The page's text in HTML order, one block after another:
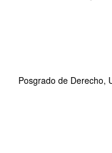
Posgrado de Derecho,